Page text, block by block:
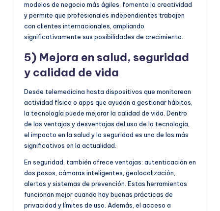
modelos de negocio más ágiles, fomenta la creatividad
y permite que profesionales independientes trabajen
con clientes internacionales, ampliando
significativamente sus posibilidades de crecimiento.
5) Mejora en salud, seguridad
y calidad de vida
Desde telemedicina hasta dispositivos que monitorean
actividad física o apps que ayudan a gestionar hábitos,
la tecnología puede mejorar la calidad de vida. Dentro
de las ventajas y desventajas del uso de la tecnología,
el impacto en la salud y la seguridad es uno de los más
significativos en la actualidad.
En seguridad, también ofrece ventajas: autenticación en
dos pasos, cámaras inteligentes, geolocalización,
alertas y sistemas de prevención. Estas herramientas
funcionan mejor cuando hay buenas prácticas de
privacidad y límites de uso. Además, el acceso a